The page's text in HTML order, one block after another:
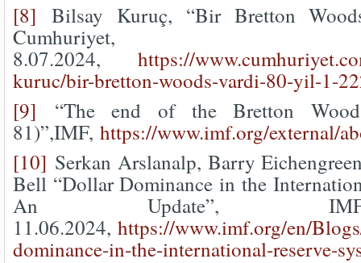
[8] Bilsay Kuruç, “Bir Bretton
Cumhuriyet,
8.07.2024, https://
kuruc/bir-bretton-woods-vardi-80-yil-1-
[9] “The end of the Bretton
81)”,IMF, https://www.imf.org/external/
[10] Serkan Arslanalp, Barry
Bell “Dollar Dominance in the
An Update”,
11.06.2024, https://www.imf.org/en/
dominance-in-the-international-reserve-